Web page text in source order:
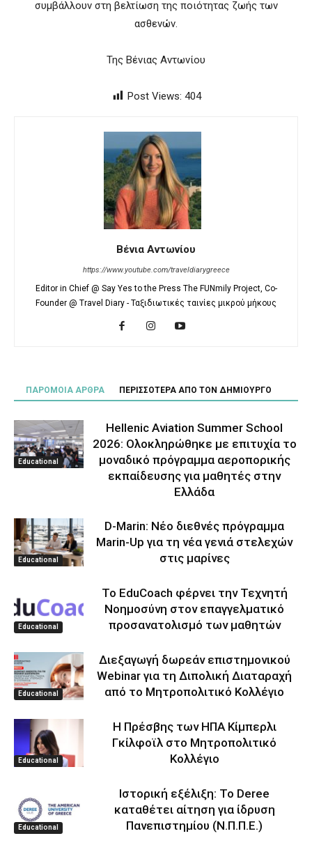
συμβάλλουν στη βελτίωση της ποιότητας ζωής των
ασθενών.
Της Βένιας Αντωνίου
Post Views: 404
Βένια Αντωνίου
https://www.youtube.com/traveldiarygreece
Editor in Chief @ Say Yes to the Press The FUNmily Project, Co-
Founder @ Travel Diary - Ταξιδιωτικές ταινίες μικρού μήκους
ΠΑΡΟΜΟΙΑ ΑΡΘΡΑ ΠΕΡΙΣΣΟΤΕΡΑ ΑΠΟ ΤΟΝ ΔΗΜΙΟΥΡΓΟ
Educational
Hellenic Aviation Summer School
2026: Ολοκληρώθηκε με επιτυχία το
μοναδικό πρόγραμμα αεροπορικής
εκπαίδευσης για μαθητές στην
Ελλάδα
Educational
D-Marin: Νέο διεθνές πρόγραμμα
Marin-Up για τη νέα γενιά στελεχών
στις μαρίνες
Educational
Το EduCoach φέρνει την Τεχνητή
Νοημοσύνη στον επαγγελματικό
προσανατολισμό των μαθητών
Educational
Διεξαγωγή δωρεάν επιστημονικού
Webinar για τη Διπολική Διαταραχή
από το Μητροπολιτικό Κολλέγιο
Educational
Η Πρέσβης των ΗΠΑ Κίμπερλι
Γκίλφοϊλ στο Μητροπολιτικό
Κολλέγιο
Educational
Ιστορική εξέλιξη: Το Deree
καταθέτει αίτηση για ίδρυση
Πανεπιστημίου (Ν.Π.Π.Ε.)